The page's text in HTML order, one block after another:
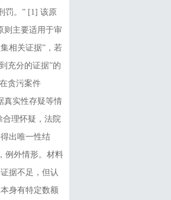
罚。” [1] 该原
则主要适用于审
相关证据”，若
充分的证据”的
贪污案件
真实性存疑等情
合理怀疑，法院
出唯一性结
例外情形。材料
据不足，但认
身有特定数额